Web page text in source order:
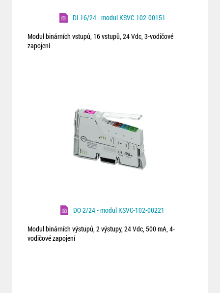
DI 16/24 - modul KSVC-102-00151
Modul binárních vstupů, 16 vstupů, 24 Vdc, 3-vodičové
zapojení
DO 2/24 - modul KSVC-102-00221
Modul binárních výstupů, 2 výstupy, 24 Vdc, 500 mA, 4-
vodičové zapojení